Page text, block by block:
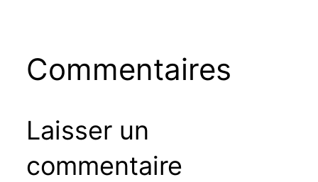
Commentaires
Laisser un
commentaire